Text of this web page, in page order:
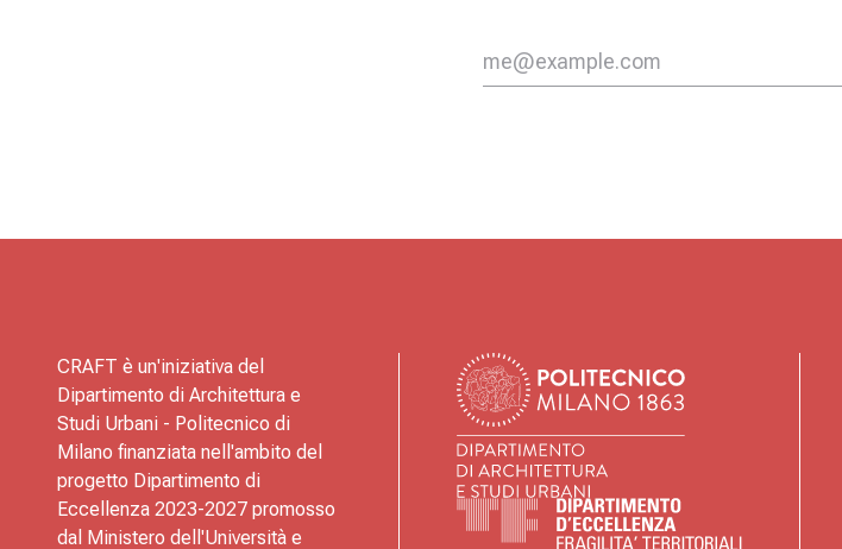
CRAFT è un'iniziativa del
Dipartimento di Architettura e
Studi Urbani - Politecnico di
Milano finanziata nell'ambito del
progetto Dipartimento di
Eccellenza 2023-2027 promosso
dal Ministero dell'Università e